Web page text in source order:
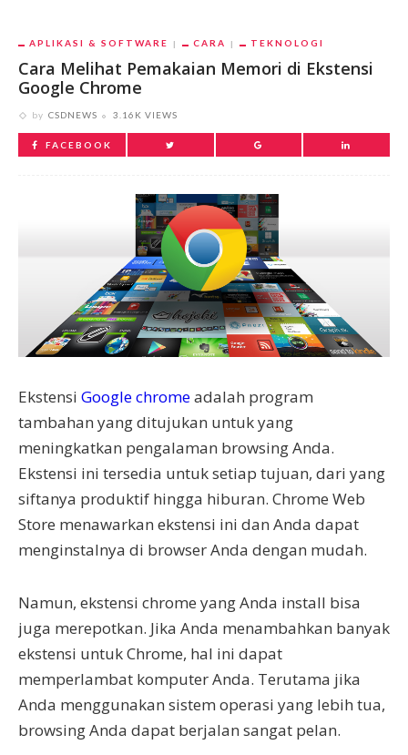
APLIKASI & SOFTWARE CARA TEKNOLOGI
Cara Melihat Pemakaian Memori di Ekstensi
Google Chrome
by CSDNEWS 3.16K VIEWS
FACEBOOK
Ekstensi Google chromeadalah program
tambahan yang ditujukan untuk yang
meningkatkan pengalaman browsing Anda.
Ekstensi ini tersedia untuk setiap tujuan, dari yang
siftanya produktif hingga hiburan. Chrome Web
Store menawarkan ekstensi ini dan Anda dapat
menginstalnya di browser Anda dengan mudah.
Namun, ekstensi chrome yang Anda install bisa
juga merepotkan. Jika Anda menambahkan banyak
ekstensi untuk Chrome, hal ini dapat
memperlambat komputer Anda. Terutama jika
Anda menggunakan sistem operasi yang lebih tua,
browsing Anda dapat berjalan sangat pelan.